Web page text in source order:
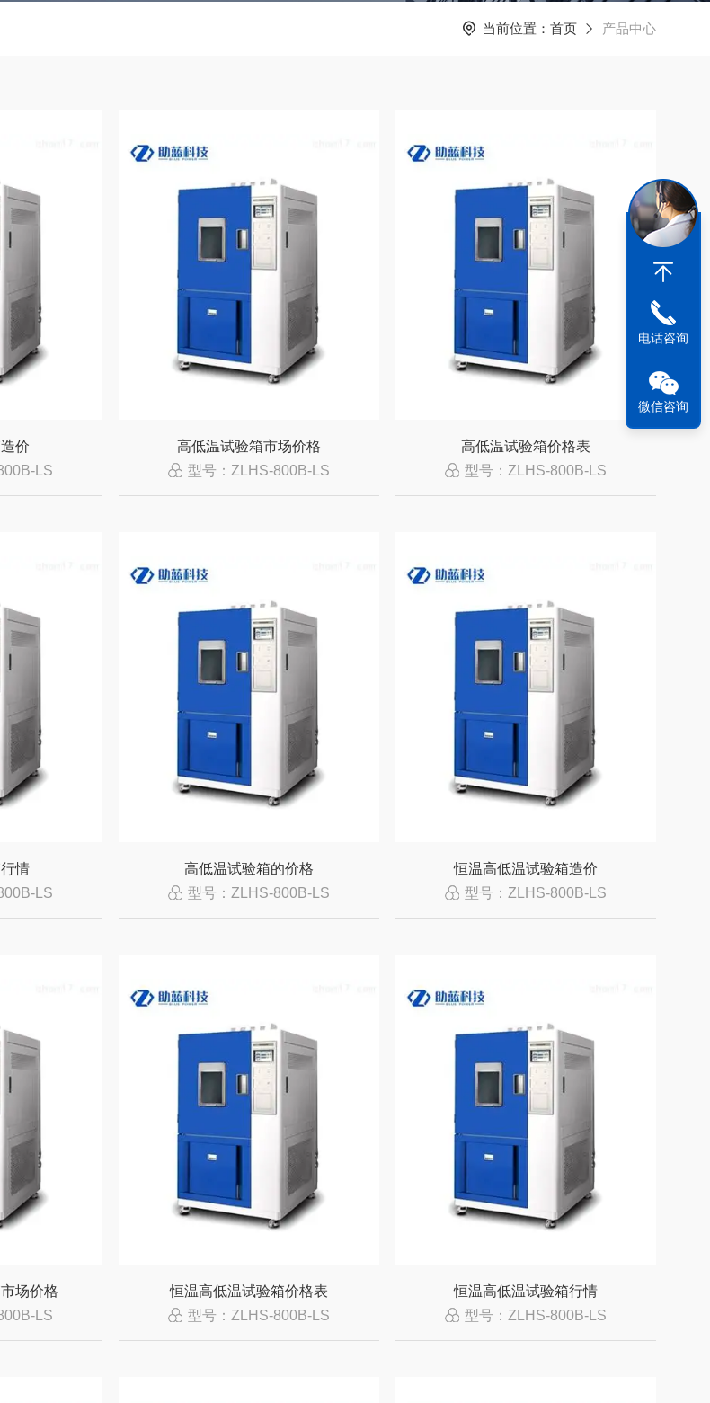
当前位置： 首页 产品中心
价
LS
高低温试验箱市场价格
型号：ZLHS-800B-LS
高低温试验箱价格表
型号：ZLHS-800B-LS
情
LS
高低温试验箱的价格
型号：ZLHS-800B-LS
恒温高低温试验箱造价
型号：ZLHS-800B-LS
场价格
LS
恒温高低温试验箱价格表
型号：ZLHS-800B-LS
恒温高低温试验箱行情
型号：ZLHS-800B-LS
电话咨询
微信咨询